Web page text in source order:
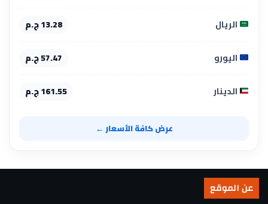
الريال 13.28 ج.م
اليورو 57.47 ج.م
الدينار 161.55 ج.م
عرض كافة الأسعار ←
عن الموقع